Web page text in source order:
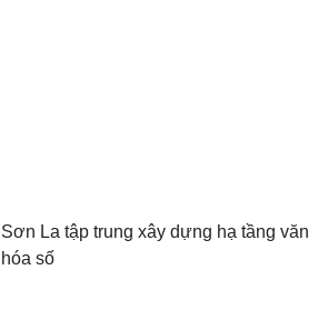
Sơn La tập trung xây dựng hạ tầng văn
hóa số